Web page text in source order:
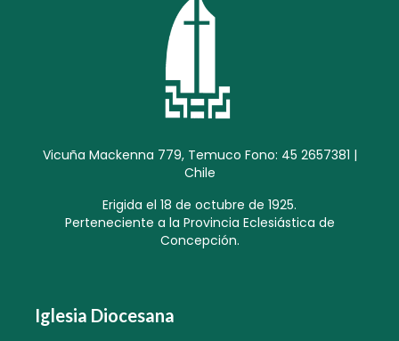
Vicuña Mackenna 779, Temuco Fono: 45 2657381 |
Chile
Erigida el 18 de octubre de 1925.
Perteneciente a la Provincia Eclesiástica de
Concepción.
Iglesia Diocesana